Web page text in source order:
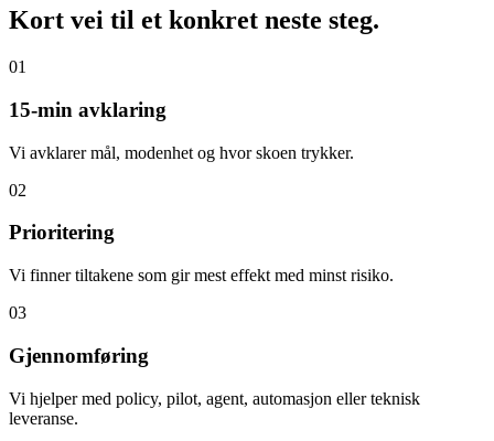
Kort vei til et konkret neste steg.
01
15-min avklaring
Vi avklarer mål, modenhet og hvor skoen trykker.
02
Prioritering
Vi finner tiltakene som gir mest effekt med minst risiko.
03
Gjennomføring
Vi hjelper med policy, pilot, agent, automasjon eller teknisk
leveranse.